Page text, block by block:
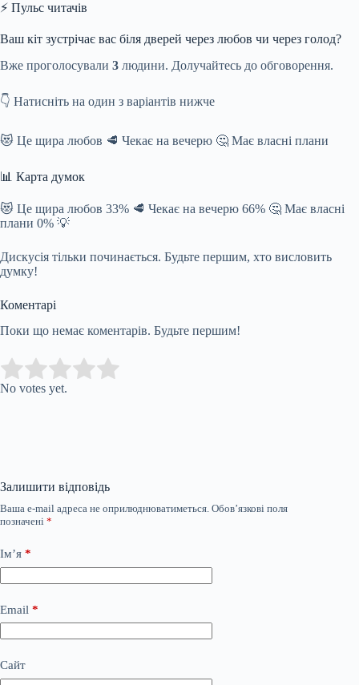
⚡ Пульс читачів
Ваш кіт зустрічає вас біля дверей через любов чи через голод?
Вже проголосували 3 людини. Долучайтесь до обговорення.
👇 Натисніть на один з варіантів нижче
😻 Це щира любов 🥩 Чекає на вечерю 🤔 Має власні плани
📊 Карта думок
😻 Це щира любов 33% 🥩 Чекає на вечерю 66% 🤔 Має власні
плани 0% 💡
Дискусія тільки починається. Будьте першим, хто висловить
думку!
Коментарі
Поки що немає коментарів. Будьте першим!
Rate this item:
No votes yet.
Залишити відповідь
Ваша e-mail адреса не оприлюднюватиметься. Обов’язкові поля
позначені *
Ім’я *
Email *
Сайт